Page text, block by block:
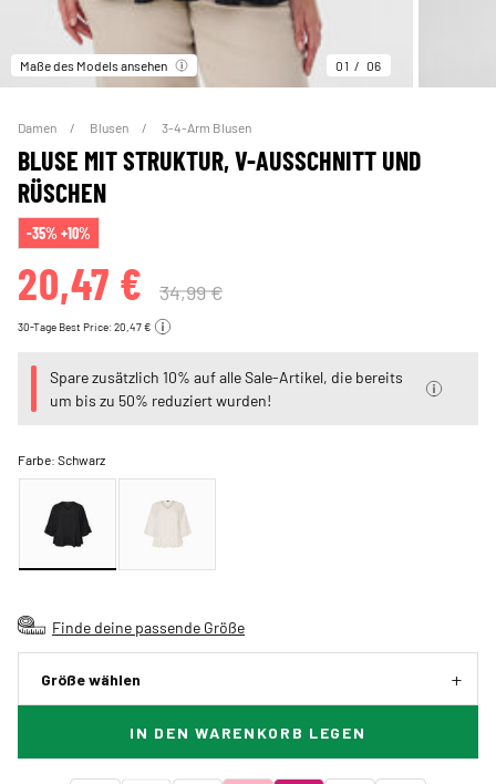
Maße des Models ansehen 01 06
Damen Blusen 3-4-Arm Blusen
BLUSE MIT STRUKTUR, V-AUSSCHNITT UND
RÜSCHEN
-35% +10%
20,47 € 34,99 €
30-Tage Best Price: 20,47 €
Spare zusätzlich 10% auf alle Sale-Artikel, die bereits
um bis zu 50% reduziert wurden!
Farbe:Schwarz
Finde deine passende Größe
Größe wählen
IN DEN WARENKORB LEGEN